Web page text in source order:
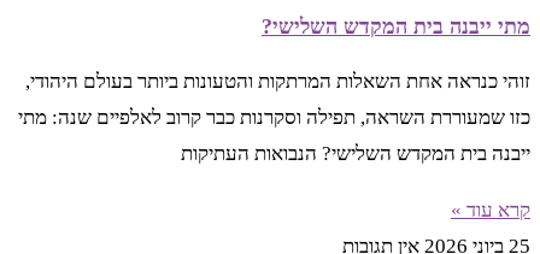
מתי ייבנה בית המקדש השלישי?
זוהי כנראה אחת השאלות המרתקות והטעונות ביותר בעולם היהודי,
כזו שמעוררת השראה, תפילה וסקרנות כבר קרוב לאלפיים שנה: מתי
ייבנה בית המקדש השלישי? הנבואות העתיקות
קרא עוד »
25 ביוני 2026
אין תגובות